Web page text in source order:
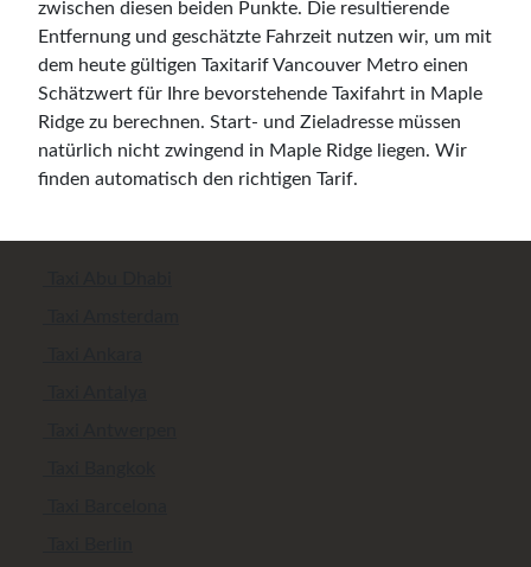
zwischen diesen beiden Punkte. Die resultierende
Entfernung und geschätzte Fahrzeit nutzen wir, um mit
dem heute gültigen Taxitarif Vancouver Metro einen
Schätzwert für Ihre bevorstehende Taxifahrt in Maple
Ridge zu berechnen. Start- und Zieladresse müssen
natürlich nicht zwingend in Maple Ridge liegen. Wir
finden automatisch den richtigen Tarif.